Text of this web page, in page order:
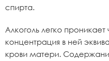
спирта.
Алкоголь легко проникает
концентрация в ней
крови матери.